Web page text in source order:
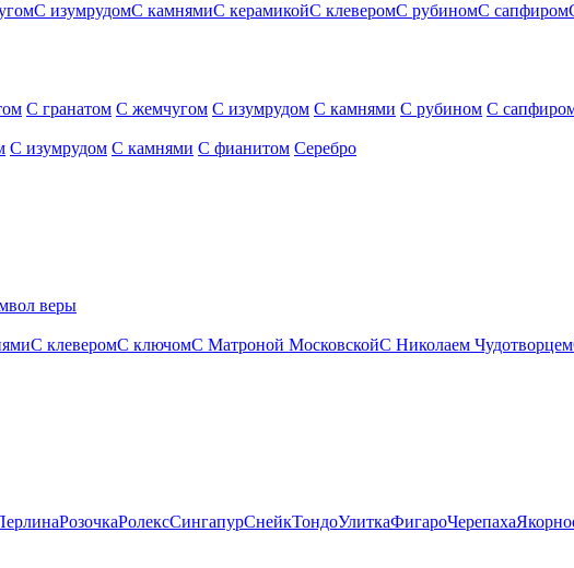
С изумрудомС камнямиС керамикойС клеверомС рубиномС сапфиром
С гранатом С жемчугом С изумрудом С камнями С рубином С
С изумрудом С камнями С фианитом Серебро
веры
С клеверомС ключомС Матроной МосковскойС Николаем Чудотворцем
РозочкаРолексСингапурСнейкТондоУлиткаФигароЧерепаха